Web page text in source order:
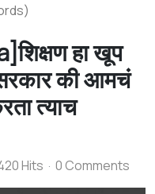
हा खूप
की आमचं
त्याच
Hits 0 Comments